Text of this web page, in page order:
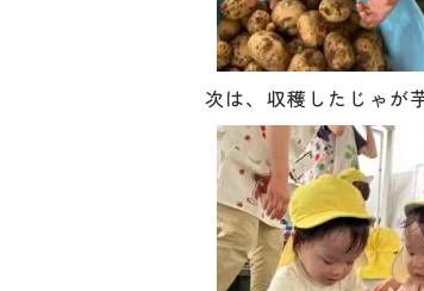
次は、収穫したじゃが